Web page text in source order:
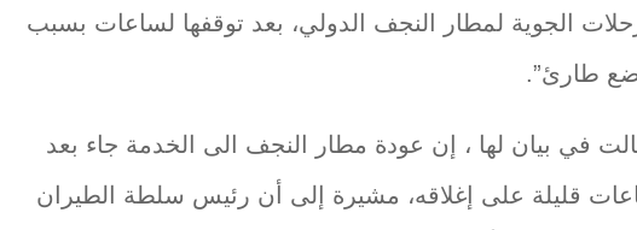
الجوية لمطار النجف الدولي، بعد توقفها لساعات بسبب
طارئ”.
في بيان لها ، إن عودة مطار النجف الى الخدمة جاء بعد
قليلة على إغلاقه، مشيرة إلى أن رئيس سلطة الطيران